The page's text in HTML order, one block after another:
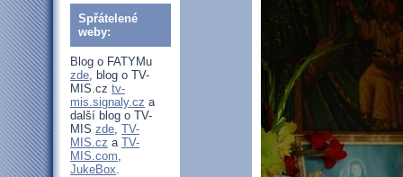
Spřátelené
weby:
Blog o FATYMu
zde, blog o TV-
MIS.cz tv-
mis.signaly.cz a
další blog o TV-
MIS zde, TV-
MIS.cz a TV-
MIS.com,
JukeBox.